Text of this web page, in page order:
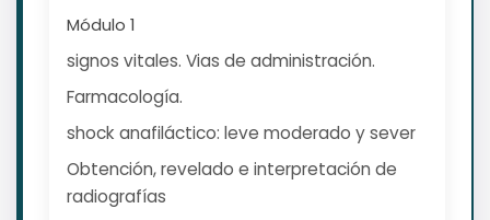
Módulo 1
signos vitales. Vias de administración.
Farmacología.
shock anafiláctico: leve moderado y sever
Obtención, revelado e interpretación de
radiografías